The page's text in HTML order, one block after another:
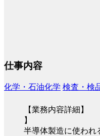
仕事内容
化学・石油化学 検査・検
【業務内容詳細】
】
半導体製造に使われ